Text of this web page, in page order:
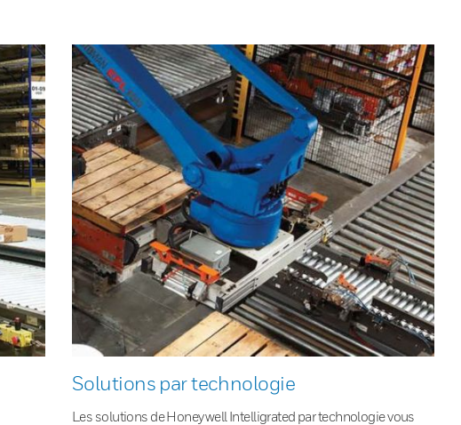
Solutions par technologie
Les solutions de Honeywell Intelligrated par technologie vous